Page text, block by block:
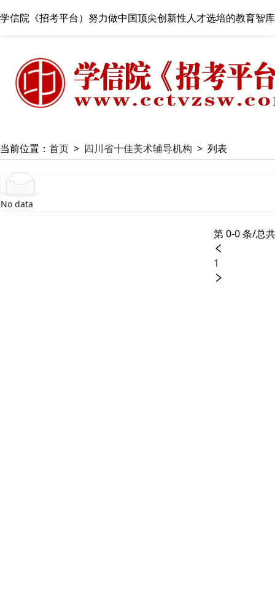
学信院《招考平台）努力做中国顶尖创新性人才选培的教育智库
当前位置： 首页 > 四川省十佳美术辅导机构 > 列表
No data
第 0-0 条/总
1